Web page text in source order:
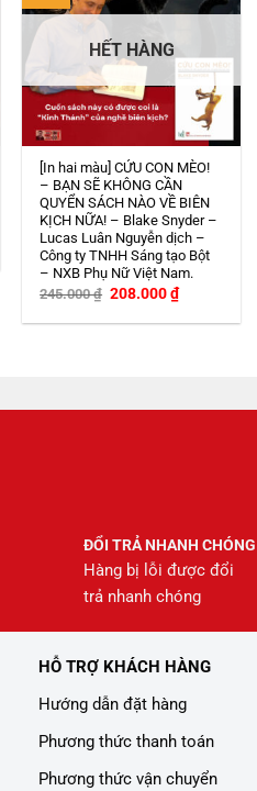
HẾT HÀNG
[In hai màu] CỨU CON MÈO!
– BẠN SẼ KHÔNG CẦN
QUYỂN SÁCH NÀO VỀ BIÊN
KỊCH NỮA! – Blake Snyder –
Lucas Luân Nguyễn dịch –
Công ty TNHH Sáng tạo Bột
– NXB Phụ Nữ Việt Nam.
245.000₫ Giá
là:
208.000₫Giá
hiện
tại
ĐỔI TRẢ NHANH CHÓNG
Hàng bị lỗi được đổi
trả nhanh chóng
HỖ TRỢ KHÁCH HÀNG
Hướng dẫn đặt hàng
Phương thức thanh toán
Phương thức vận chuyển